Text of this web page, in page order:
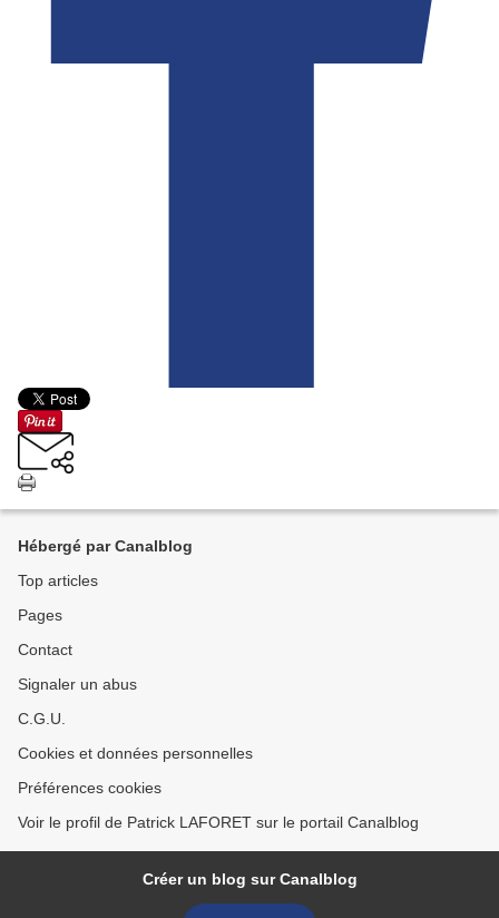
Hébergé par Canalblog
Top articles
Pages
Contact
Signaler un abus
C.G.U.
Cookies et données personnelles
Préférences cookies
Voir le profil de Patrick LAFORET sur le portail Canalblog
Créer un blog sur Canalblog